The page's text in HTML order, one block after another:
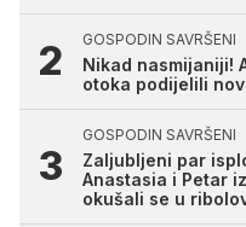
GOSPODIN SAVRŠENI
Nikad nasmijaniji!
otoka podijelili
GOSPODIN SAVRŠENI
Zaljubljeni par
Anastasia i Petar
okušali se u